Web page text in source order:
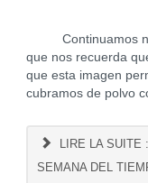
Continuamos
que nos recuerda
que esta imagen
cubramos de polvo
LIRE LA SUITE
SEMANA DEL